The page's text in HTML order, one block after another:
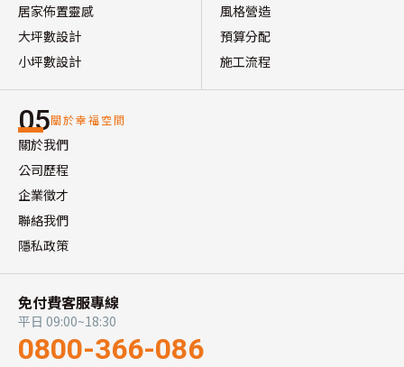
居家佈置靈感
大坪數設計
小坪數設計
風格營造
預算分配
施工流程
05關於幸福空間
關於我們
公司歷程
企業徵才
聯絡我們
隱私政策
免付費客服專線
平日 09:00~18:30
0800-366-086